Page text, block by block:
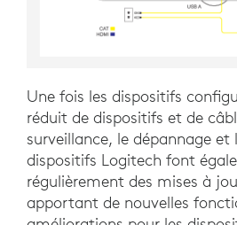
Une fois les dispositifs
réduit de dispositifs et de
surveillance, le dépannage et
dispositifs Logitech font
régulièrement des mises à
apportant de nouvelles